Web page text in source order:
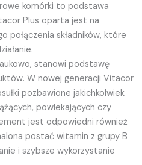
komórki to podstawa
Plus oparta jest na
połączenia składników, które
stanowi podstawę
W nowej generacji Vitacor
pozbawione jakichkolwiek
powlekających czy
jest odpowiedni również
postać witamin z grupy B
i szybsze wykorzystanie